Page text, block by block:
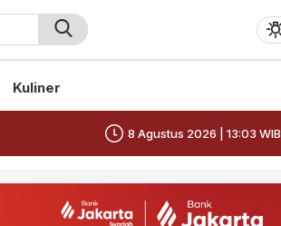
Kuliner
8 Agustus 2026 | 13:03 WIB